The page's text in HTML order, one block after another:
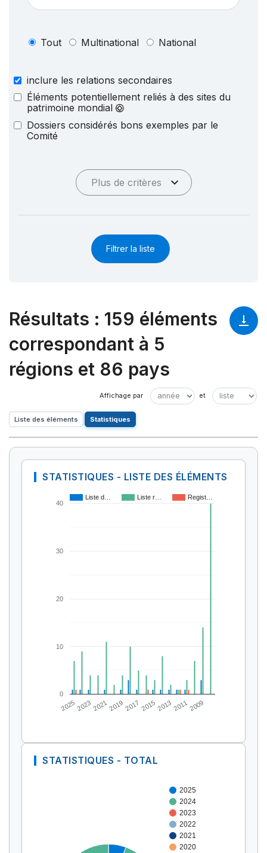
Tout Multinational National
inclure les relations secondaires
Éléments potentiellement reliés à des sites du
patrimoine mondial
Dossiers considérés bons exemples par le
Comité
Plus de critères
Filtrer la liste
Résultats : 159 éléments
correspondant à 5
régions et 86 pays
Liste des éléments Statistiques
STATISTIQUES - LISTE DES ÉLÉMENTS
Liste d… Liste r… Regist…
20252023202120192017 2015201320112009
0
10
20
30
40
STATISTIQUES - TOTAL
2025
2024
2023
2022
2021
2020